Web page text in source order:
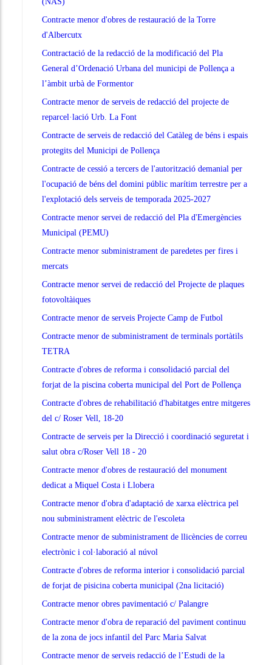
Contracte menor d'obres de restauració de la Torre
d'Albercutx
Contractació de la redacció de la modificació del Pla
General d’Ordenació Urbana del municipi de Pollença a
l’àmbit urbà de Formentor
Contracte menor de serveis de redacció del projecte de
reparcel·lació Urb. La Font
Contracte de serveis de redacció del Catàleg de béns i espais
protegits del Municipi de Pollença
Contracte de cessió a tercers de l'autorització demanial per
l'ocupació de béns del domini públic marítim terrestre per a
l'explotació dels serveis de temporada 2025-2027
Contracte menor servei de redacció del Pla d'Emergències
Municipal (PEMU)
Contracte menor subministrament de paredetes per fires i
mercats
Contracte menor servei de redacció del Projecte de plaques
fotovoltàiques
Contracte menor de serveis Projecte Camp de Futbol
Contracte menor de subministrament de terminals portàtils
TETRA
Contracte d'obres de reforma i consolidació parcial del
forjat de la piscina coberta municipal del Port de Pollença
Contracte d'obres de rehabilitació d'habitatges entre mitgeres
del c/ Roser Vell, 18-20
Contracte de serveis per la Direcció i coordinació seguretat i
salut obra c/Roser Vell 18 - 20
Contracte menor d'obres de restauració del monument
dedicat a Miquel Costa i Llobera
Contracte menor d'obra d'adaptació de xarxa elèctrica pel
nou subministrament elèctric de l'escoleta
Contracte menor de subministrament de llicències de correu
electrònic i col·laboració al núvol
Contracte d'obres de reforma interior i consolidació parcial
de forjat de pisicina coberta municipal (2na licitació)
Contracte menor obres pavimentació c/ Palangre
Contracte menor d'obra de reparació del paviment continuu
de la zona de jocs infantil del Parc Maria Salvat
Contracte menor de serveis redacció de l’Estudi de la